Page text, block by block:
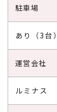
駐車場
あり（3台）
運営会社
ルミナス